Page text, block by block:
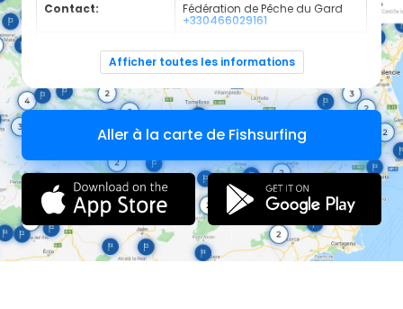
Contact:
Fédération de Pêche du Gard
+330466029161
poissons:
blanc
Cours d'eau d'une longueur de 2.21 km classé en 2ème
catégorie piscicole à cet emplacement.
Afficher toutes les informations
Aller à la carte de Fishsurfing